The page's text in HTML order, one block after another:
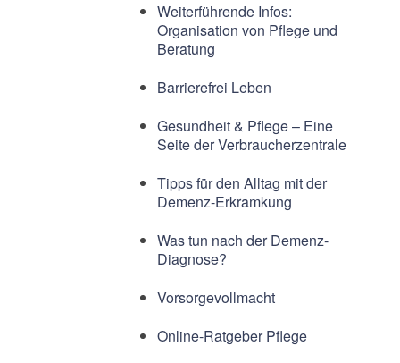
Weiterführende Infos:
Organisation von Pflege und
Beratung
Barrierefrei Leben
Gesundheit & Pflege – Eine
Seite der Verbraucherzentrale
Tipps für den Alltag mit der
Demenz-Erkramkung
Was tun nach der Demenz-
Diagnose?
Vorsorgevollmacht
Online-Ratgeber Pflege